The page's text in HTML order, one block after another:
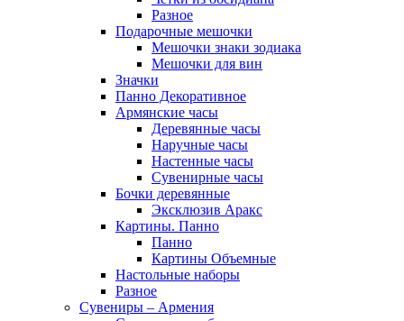
Разное
Подарочные мешочки
Мешочки знаки зодиака
Мешочки для вин
Значки
Панно Декоративное
Армянские часы
Деревянные часы
Наручные часы
Настенные часы
Сувенирные часы
Бочки деревянные
Эксклюзив Аракс
Картины. Панно
Панно
Картины Объемные
Настольные наборы
Разное
Сувениры – Армения